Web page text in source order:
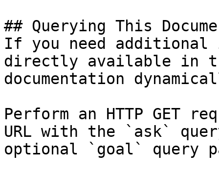
## Querying This
If you need
directly available in
documentation
Perform an HTTP GET
URL with the `ask`
optional `goal` query